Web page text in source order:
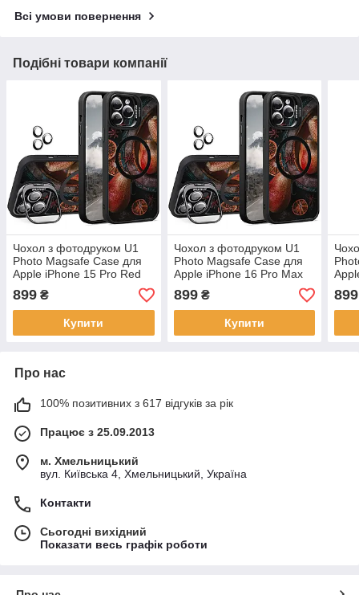
Всі умови повернення
Подібні товари компанії
Чохол з фотодруком U1
Photo Magsafe Case для
Apple iPhone 15 Pro Red
Pears
899 ₴
Купити
Чохол з фотодруком U1
Photo Magsafe Case для
Apple iPhone 16 Pro Max
Red Pears
899₴
Купити
Red
899
Про нас
100% позитивних з 617 відгуків за рік
Працює з 25.09.2013
м. Хмельницький
вул. Київська 4, Хмельницький, Україна
Контакти
Сьогодні вихідний
Показати весь графік роботи